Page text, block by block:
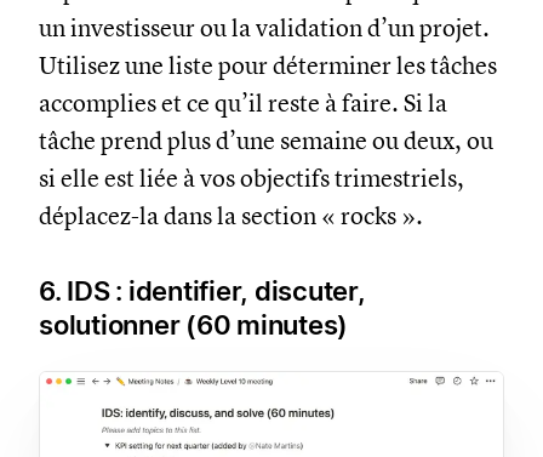
un investisseur ou la validation d’un projet.
Utilisez une liste pour déterminer les tâches
accomplies et ce qu’il reste à faire. Si la
tâche prend plus d’une semaine ou deux, ou
si elle est liée à vos objectifs trimestriels,
déplacez-la dans la section « rocks ».
6. IDS : identifier, discuter,
solutionner (60 minutes)